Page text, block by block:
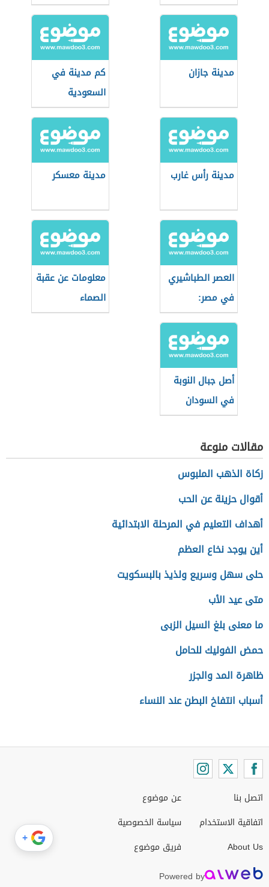
مدينة جازان
كم مدينة في
السعودية
مدينة رأس غارب مدينة معسكر
العصر الطباشيري
في مصر:
الجيولوجيا
والأحداث
معلومات عن عقبة
الصماء
أصل جبال النوبة
في السودان
مقالات منوعة
زكاة الذهب الملبوس
أقوال حزينة عن الحب
أهداف التعليم في المرحلة الابتدائية
أين يوجد نخاع العظم
حلى سهل وسريع ولذيذ بالبسكويت
متى عيد الأب
ما معنى بلغ السيل الزبى
حمض الفوليك للحامل
ظاهرة المد والجزر
أسباب انتفاخ البطن عند النساء
اتصل بنا
اتفاقية الاستخدام
About Us
عن موضوع
سياسة الخصوصية
فريق موضوع
Powered by
+